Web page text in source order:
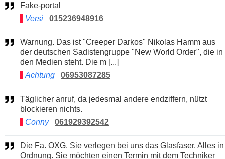
Fake-portal
Versi
015236948916
Warnung. Das ist "Creeper Darkos" Nikolas Hamm aus
der deutschen Sadistengruppe "New World Order", die in
den Medien steht. Die m [...]
Achtung
06953087285
Täglicher anruf, da jedesmal andere endziffern, nützt
blockieren nichts.
Conny
061929392542
Die Fa. OXG. Sie verlegen bei uns das Glasfaser. Alles in
Ordnung. Sie möchten einen Termin mit dem Techniker